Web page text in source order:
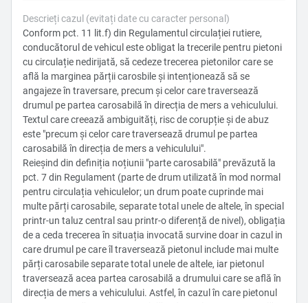
Descrieți cazul (evitați date cu caracter personal)
Conform pct. 11 lit.f) din Regulamentul circulației rutiere,
conducătorul de vehicul este obligat la trecerile pentru pietoni
cu circulație nedirijată, să cedeze trecerea pietonilor care se
află la marginea părții carosbile și intenționează să se
angajeze în traversare, precum și celor care traversează
drumul pe partea carosabilă în direcția de mers a vehiculului.
Textul care creează ambiguități, risc de corupție și de abuz
este "precum și celor care traversează drumul pe partea
carosabilă în direcția de mers a vehiculului".
Reieșind din definiția noțiunii "parte carosabilă" prevăzută la
pct. 7 din Regulament (parte de drum utilizată în mod normal
pentru circulația vehiculelor; un drum poate cuprinde mai
multe părți carosabile, separate total unele de altele, în special
printr-un taluz central sau printr-o diferență de nivel), obligația
de a ceda trecerea în situația invocată survine doar in cazul in
care drumul pe care îl traversează pietonul include mai multe
părți carosabile separate total unele de altele, iar pietonul
traversează acea partea carosabilă a drumului care se află în
direcția de mers a vehiculului. Astfel, în cazul în care pietonul